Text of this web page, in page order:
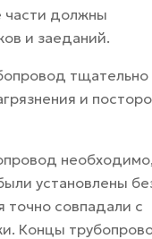
части должны
и заеданий.
тщательно
и
установлены
точно совпадали с
Концы